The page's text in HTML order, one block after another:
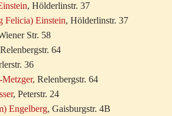
, Hölderlinstr. 37
Felicia) Einstein, Hölderlinstr. 37
Str. 58
64
36
Metzger, Relenbergstr. 64
, Peterstr. 24
Engelberg, Gaisburgstr. 4B